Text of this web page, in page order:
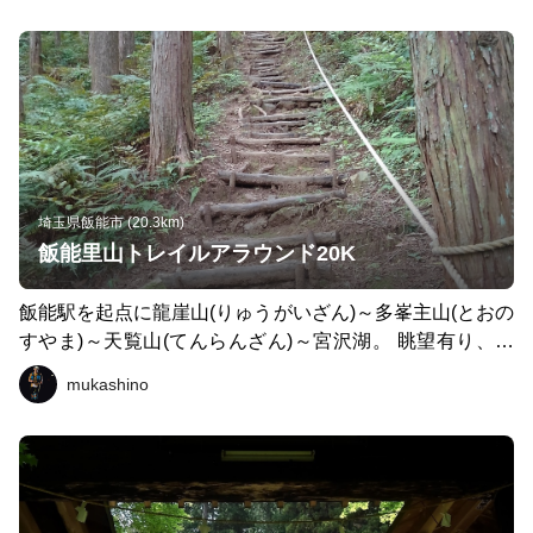
んが、最後に数馬の湯がゴールだと思えば頑張れると思い
ます！
埼玉県飯能市 (20.3km)
飯能里山トレイルアラウンド20K
飯能駅を起点に龍崖山(りゅうがいざん)～多峯主山(とおの
すやま)～天覧山(てんらんざん)～宮沢湖。 眺望有り、湖
畔有り、クロカン的な要素有りで標高が低くてもプチ山
頂、プチ峠が楽しいコースです。
mukashino